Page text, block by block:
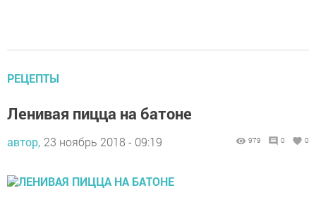
РЕЦЕПТЫ
Ленивая пицца на батоне
автор, 23 ноябрь 2018 - 09:19 979 0 0